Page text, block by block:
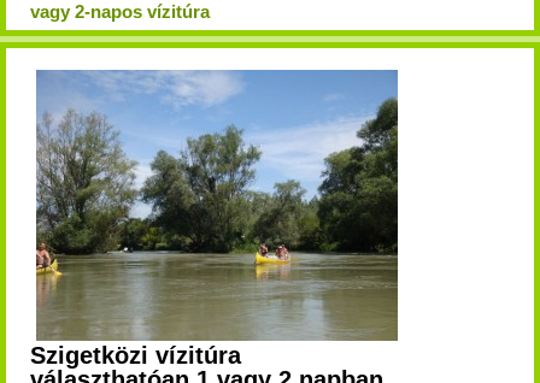
vagy 2-napos vízitúra
Szigetközi vízitúra